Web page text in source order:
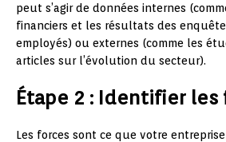
peut s’agir de données internes
financiers et les résultats des
employés) ou externes (comme les
articles sur l’évolution du secteur).
Étape 2 : Identifier les
Les forces sont ce que votre